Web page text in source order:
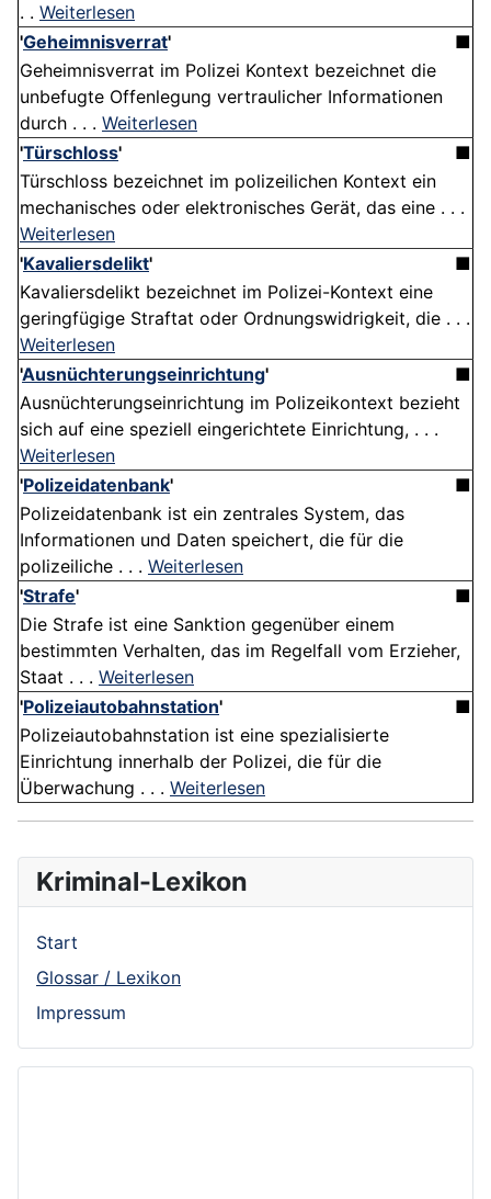
. . Weiterlesen
'Geheimnisverrat'
■
Geheimnisverrat im Polizei Kontext bezeichnet die
unbefugte Offenlegung vertraulicher Informationen
durch . . . Weiterlesen
'Türschloss'
■
Türschloss bezeichnet im polizeilichen Kontext ein
mechanisches oder elektronisches Gerät, das eine . . .
Weiterlesen
'Kavaliersdelikt'
■
Kavaliersdelikt bezeichnet im Polizei-Kontext eine
geringfügige Straftat oder Ordnungswidrigkeit, die . . .
Weiterlesen
'Ausnüchterungseinrichtung'
■
Ausnüchterungseinrichtung im Polizeikontext bezieht
sich auf eine speziell eingerichtete Einrichtung, . . .
Weiterlesen
'Polizeidatenbank'
■
Polizeidatenbank ist ein zentrales System, das
Informationen und Daten speichert, die für die
polizeiliche . . . Weiterlesen
'Strafe'
■
Die Strafe ist eine Sanktion gegenüber einem
bestimmten Verhalten, das im Regelfall vom Erzieher,
Staat . . . Weiterlesen
'Polizeiautobahnstation'
■
Polizeiautobahnstation ist eine spezialisierte
Einrichtung innerhalb der Polizei, die für die
Überwachung . . . Weiterlesen
Kriminal-Lexikon
Start
Glossar / Lexikon
Impressum